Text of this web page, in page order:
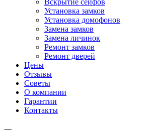
Вскрытие сейфов
Установка замков
Установка домофонов
Замена замков
Замена личинок
Ремонт замков
Ремонт дверей
Цены
Отзывы
Советы
О компании
Гарантии
Контакты